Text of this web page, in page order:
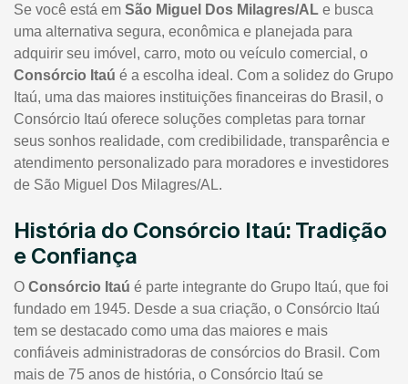
Se você está em São Miguel Dos Milagres/AL e busca
uma alternativa segura, econômica e planejada para
adquirir seu imóvel, carro, moto ou veículo comercial, o
Consórcio Itaú é a escolha ideal. Com a solidez do Grupo
Itaú, uma das maiores instituições financeiras do Brasil, o
Consórcio Itaú oferece soluções completas para tornar
seus sonhos realidade, com credibilidade, transparência e
atendimento personalizado para moradores e investidores
de São Miguel Dos Milagres/AL.
História do Consórcio Itaú: Tradição
e Confiança
O Consórcio Itaú é parte integrante do Grupo Itaú, que foi
fundado em 1945. Desde a sua criação, o Consórcio Itaú
tem se destacado como uma das maiores e mais
confiáveis administradoras de consórcios do Brasil. Com
mais de 75 anos de história, o Consórcio Itaú se